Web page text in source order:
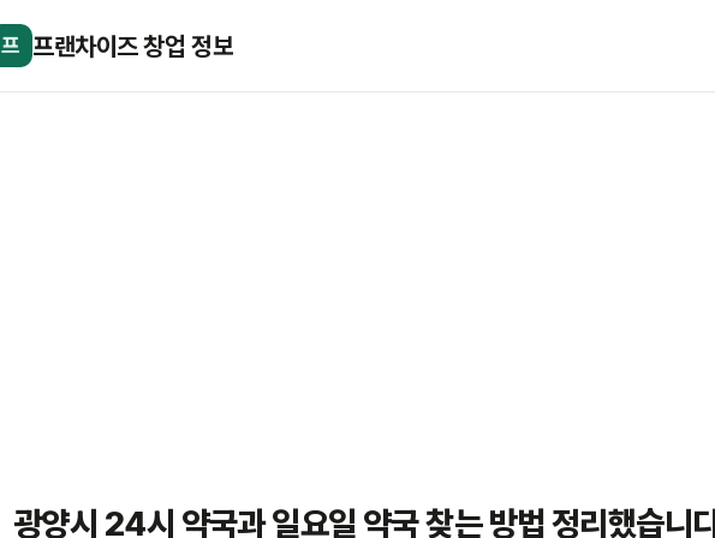
프 프랜차이즈 창업 정보
광양시 24시 약국과 일요일 약국 찾는 방법 정리했습니